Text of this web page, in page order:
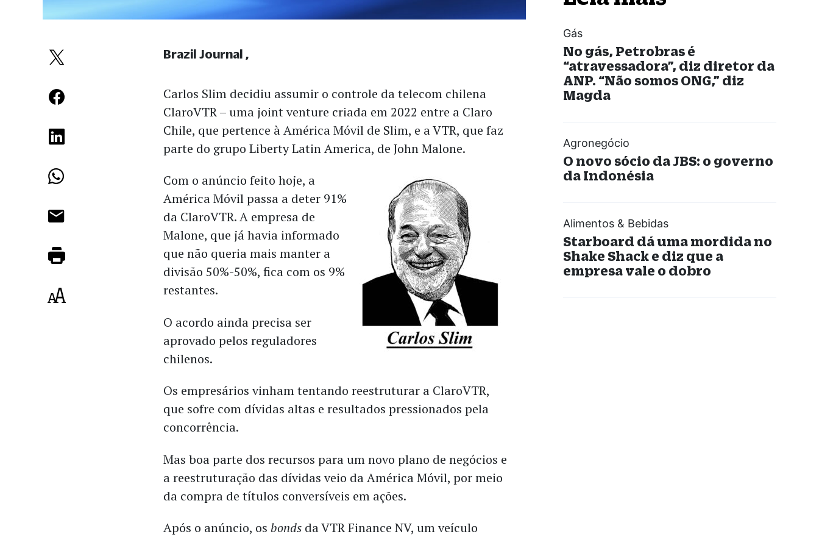
Carlos Slim decidiu assumir o controle da telecom chilena
ClaroVTR – uma joint venture criada em 2022 entre a Claro
Chile, que pertence à América Móvil de Slim, e a VTR, que faz
parte do grupo Liberty Latin America, de John Malone.
Com o anúncio feito hoje, a
América Móvil passa a deter 91%
da ClaroVTR. A empresa de
Malone, que já havia informado
que não queria mais manter a
divisão 50%-50%, fica com os 9%
restantes.
O acordo ainda precisa ser
aprovado pelos reguladores
chilenos.
Os empresários vinham tentando reestruturar a ClaroVTR,
que sofre com dívidas altas e resultados pressionados pela
concorrência.
Mas boa parte dos recursos para um novo plano de negócios e
a reestruturação das dívidas veio da América Móvil, por meio
da compra de títulos conversíveis em ações.
Após o anúncio, osbonds da VTR Finance NV, um veículo
Brazil Journal
Gás
No gás, Petrobras é
“atravessadora”, diz diretor da
ANP. “Não somos ONG,” diz
Magda
Agronegócio
O novo sócio da JBS: o governo
da Indonésia
Alimentos & Bebidas
Starboard dá uma mordida no
Shake Shack e diz que a
empresa vale o dobro